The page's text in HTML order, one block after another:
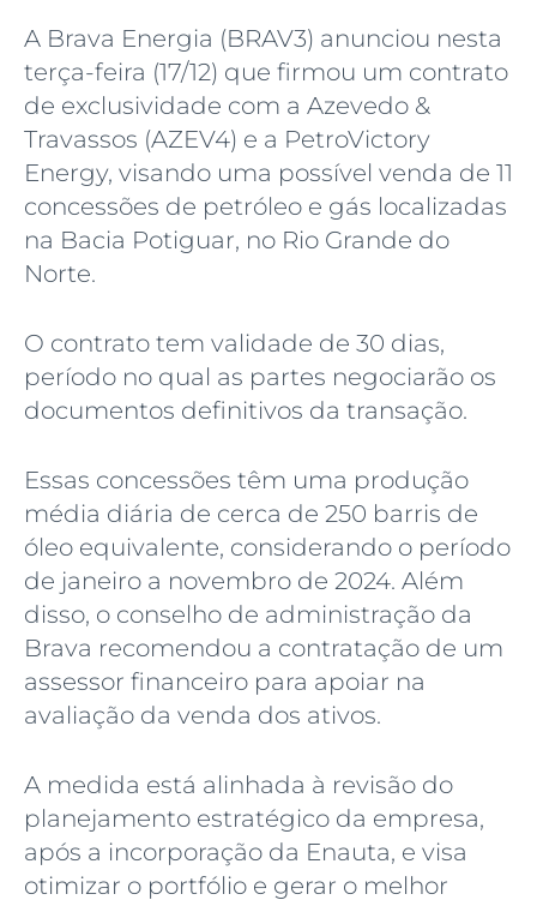
A Brava Energia (BRAV3) anunciou nesta
terça-feira (17/12) que firmou um contrato
de exclusividade com a Azevedo &
Travassos (AZEV4) e a PetroVictory
Energy, visando uma possível venda de 11
concessões de petróleo e gás localizadas
na Bacia Potiguar, no Rio Grande do
Norte.
O contrato tem validade de 30 dias,
período no qual as partes negociarão os
documentos definitivos da transação.
Essas concessões têm uma produção
média diária de cerca de 250 barris de
óleo equivalente, considerando o período
de janeiro a novembro de 2024. Além
disso, o conselho de administração da
Brava recomendou a contratação de um
assessor financeiro para apoiar na
avaliação da venda dos ativos.
A medida está alinhada à revisão do
planejamento estratégico da empresa,
após a incorporação da Enauta, e visa
otimizar o portfólio e gerar o melhor